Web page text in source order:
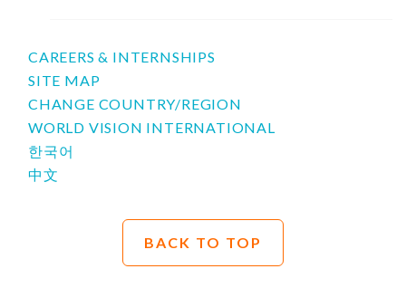
CAREERS & INTERNSHIPS
SITE MAP
CHANGE COUNTRY/REGION
WORLD VISION INTERNATIONAL
한국어
中文
BACK TO TOP